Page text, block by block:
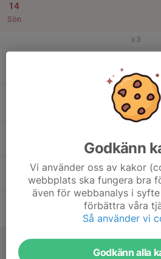
14
Sön
v.3
Lör
Godkänn
Vi använder oss av kakor
webbplats ska fungera bra
även för webbanalys i
förbättra våra
Så använder vi
Godkänn alla